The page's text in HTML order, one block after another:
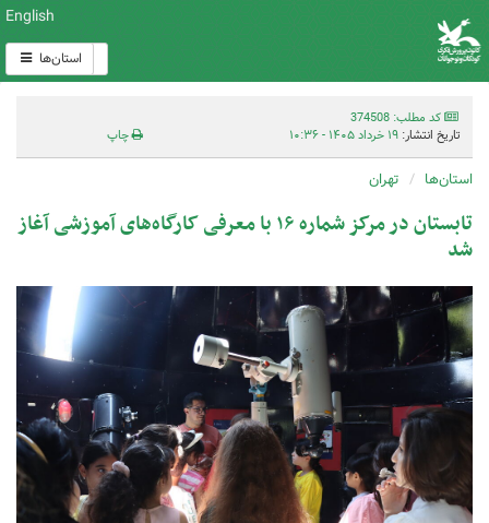
English
استان‌ها
کد مطلب: 374508
تاریخ انتشار: ۱۹ خرداد ۱۴۰۵ - ۱۰:۳۶ چاپ
استان‌ها تهران
تابستان در مرکز شماره ۱۶ با معرفی کارگاه‌های آموزشی آغاز
شد